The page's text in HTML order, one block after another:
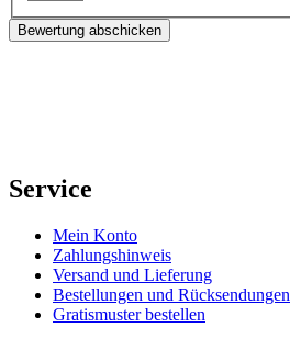
Bewertung abschicken
Service
Mein Konto
Zahlungshinweis
Versand und Lieferung
Bestellungen und Rücksendungen
Gratismuster bestellen